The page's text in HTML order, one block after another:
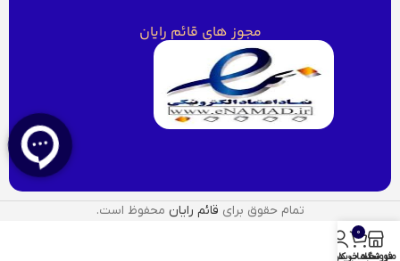
مجوز های قائم رایان
تمام حقوق برای قائم رایان محفوظ است.
منوفروشگاه
0
سبد خرید
حساب کاربری من